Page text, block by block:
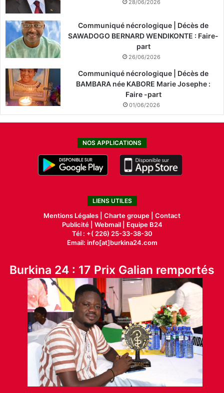
28/06/2026
Communiqué nécrologique | Décès de
SAWADOGO BERNARD WENDIKONTE : Faire-
part
26/06/2026
Communiqué nécrologique | Décès de
BAMBARA née KABORE Marie Josephe :
Faire -part
01/06/2026
NOS APPLICATIONS
LIENS UTILES
Mentions Légales | Charte groupe | Contact
Publicité| Webmail |
Equipe B24
Tél : +( 226) 25-33-38-30
Email: info[at]burkina24.com
Burkina 24 : 17 Prix Galian remportés